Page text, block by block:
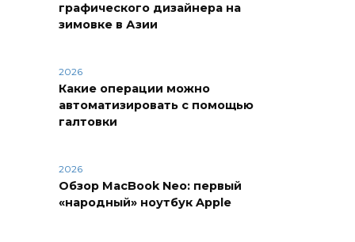
графического дизайнера на
зимовке в Азии
2026
Какие операции можно
автоматизировать с помощью
галтовки
2026
Обзор MacBook Neo: первый
«народный» ноутбук Apple